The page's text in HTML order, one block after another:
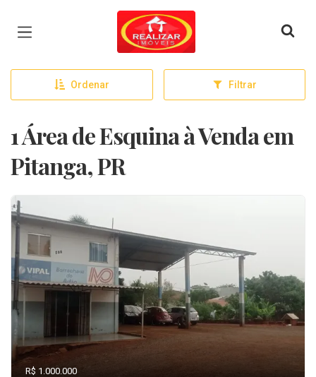
Página inicial
Ordenar Filtrar
1 Área de Esquina à Venda em
Pitanga, PR
R$ 1.000.000